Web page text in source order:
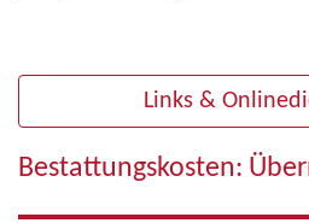
Links &
Bestattungskosten: